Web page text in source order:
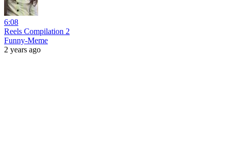
6:08
Reels Compilation 2
Funny-Meme
2 years ago